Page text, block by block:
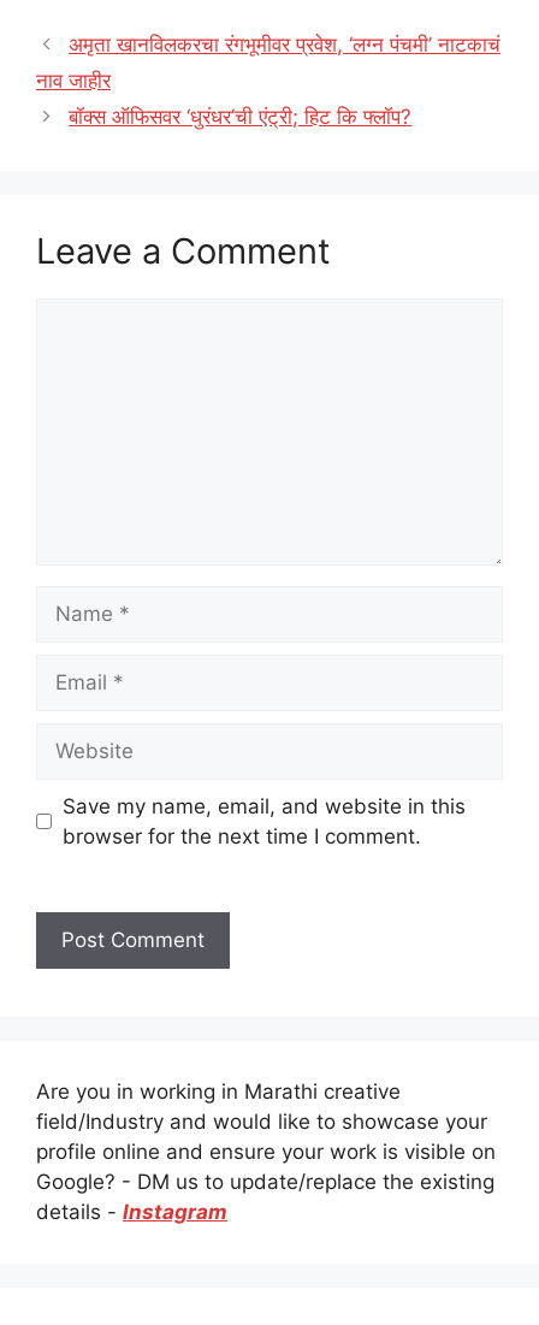
अमृता खानविलकरचा रंगभूमीवर प्रवेश, ‘लग्न पंचमी’ नाटकाचं
नाव जाहीर
बॉक्स ऑफिसवर ‘धुरंधर’ची एंट्री; हिट कि फ्लॉप?
Leave a Comment
Save my name, email, and website in this
browser for the next time I comment.
Are you in working in Marathi creative
field/Industry and would like to showcase your
profile online and ensure your work is visible on
Google? - DM us to update/replace the existing
details - Instagram